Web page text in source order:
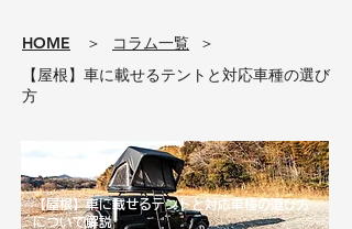
​HOME ​＞ コラム一覧
​＞
【屋根】車に載せるテントと対応車種の選び
方
【屋根】車に載せるテントと対応車種の選び方
について解説